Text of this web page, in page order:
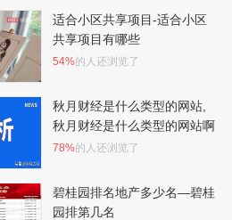
适合小区共享项目-适合小区
共享项目有哪些
54%的人还浏览了
秋月财经是什么类型的网站,
秋月财经是什么类型的网站啊
78%的人还浏览了
碧桂园排名地产多少名—碧桂
园排第几名